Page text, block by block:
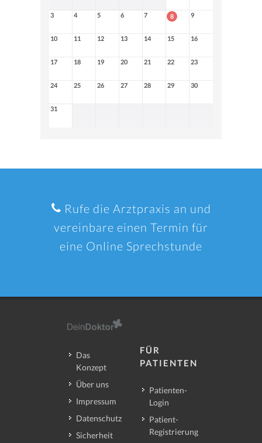
3 4 5 6 7 8 9
10 11 12 13 14 15 16
17 18 19 20 21 22 23
24 25 26 27 28 29 30
31
Rufe die Arztpraxis an und
vereinbare einen Termin für
eine Online Sprechstunde
Das
Konzept
Über uns
Impressum
Datenschutz
Sicherheit
FÜR
PATIENTEN
Patienten-
Login
Patient-
Registrierung